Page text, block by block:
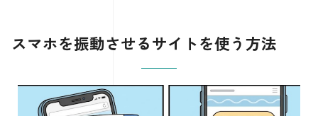
スマホを振動させるサイトを使う方法